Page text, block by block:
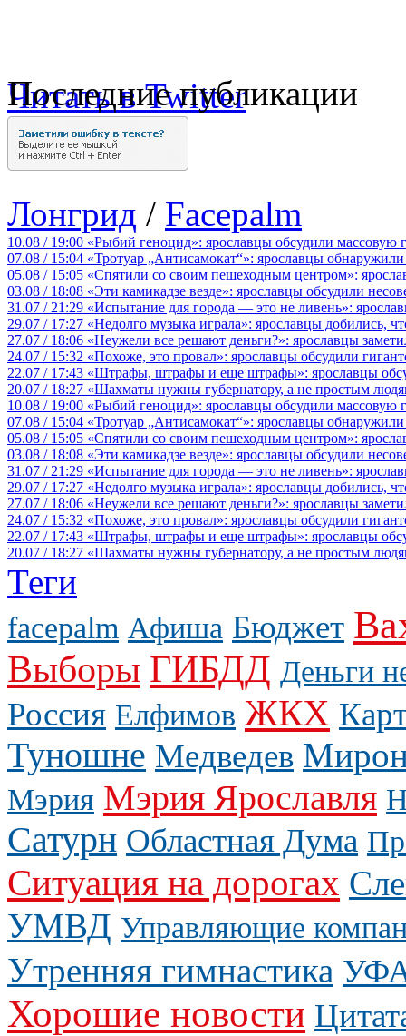
Последние публикации
Читать в Twitter
Лонгрид / Facepalm
10.08 / 19:00 «Рыбий геноцид»: ярославцы обсудили массовую
07.08 / 15:04 «Тротуар „Антисамокат“»: ярославцы
05.08 / 15:05 «Спятили со своим пешеходным центром»:
03.08 / 18:08 «Эти камикадзе везде»: ярославцы обсудили
31.07 / 21:29 «Испытание для города — это не ливень»:
29.07 / 17:27 «Недолго музыка играла»: ярославцы добились,
27.07 / 18:06 «Неужели все решают деньги?»: ярославцы
24.07 / 15:32 «Похоже, это провал»: ярославцы обсудили
22.07 / 17:43 «Штрафы, штрафы и еще штрафы»: ярославцы
20.07 / 18:27 «Шахматы нужны губернатору, а не простым
10.08 / 19:00 «Рыбий геноцид»: ярославцы обсудили массовую
07.08 / 15:04 «Тротуар „Антисамокат“»: ярославцы
05.08 / 15:05 «Спятили со своим пешеходным центром»:
03.08 / 18:08 «Эти камикадзе везде»: ярославцы обсудили
31.07 / 21:29 «Испытание для города — это не ливень»:
29.07 / 17:27 «Недолго музыка играла»: ярославцы добились,
27.07 / 18:06 «Неужели все решают деньги?»: ярославцы
24.07 / 15:32 «Похоже, это провал»: ярославцы обсудили
22.07 / 17:43 «Штрафы, штрафы и еще штрафы»: ярославцы
20.07 / 18:27 «Шахматы нужны губернатору, а не простым
Теги
facepalm Афиша Бюджет
Выборы ГИБДД Деньги
Россия Елфимов ЖКХ
Туношне Медведев
Мэрия Мэрия Ярославля
Сатурн Областная Дума
Ситуация на дорогах
УМВД Управляющие
Утренняя гимнастика
Хорошие новости